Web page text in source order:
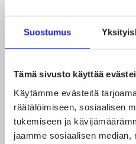
Suostumus
Tämä sivusto käyttää
Käytämme evästeitä
räätälöimiseen, sosiaalisen
tukemiseen ja
jaamme sosiaalisen median,
Mitä tekstiili- ja
tuotteiden valmistusta tai
Brodeeraus ja tikkaus
Kaavoitus ja sarjonta